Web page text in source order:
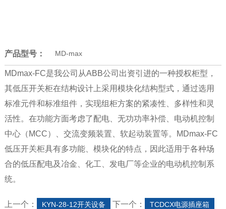
产品型号： MD-max
MDmax-FC是我公司从ABB公司出资引进的一种授权柜型，
其低压开关柜在结构设计上采用模块化结构型式，通过选用
标准元件和标准组件，实现组柜方案的紧凑性、多样性和灵
活性。在功能方面考虑了配电、无功功率补偿、电动机控制
中心（MCC）、交流变频装置、软起动装置等。MDmax-FC
低压开关柜具有多功能、模块化的特点，因此适用于各种场
合的低压配电及冶金、化工、发电厂等企业的电动机控制系
统。
上一个： KYN-28-12开关设备 下一个： TCDCX电源插座箱